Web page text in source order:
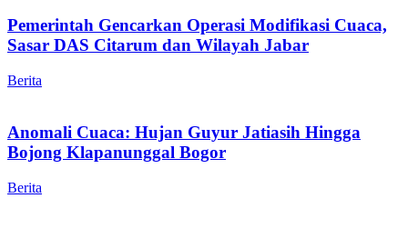
Pemerintah Gencarkan Operasi Modifikasi Cuaca,
Sasar DAS Citarum dan Wilayah Jabar
Berita
Anomali Cuaca: Hujan Guyur Jatiasih Hingga
Bojong Klapanunggal Bogor
Berita